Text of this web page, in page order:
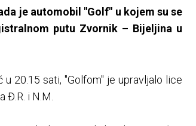
je automobil "Golf" u kojem su se
putu Zvornik – Bijeljina u
20.15 sati, "Golfom" je upravljalo lice
Đ.R. i N.M.